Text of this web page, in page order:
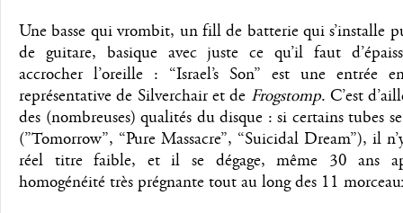
Une basse qui vrombit, un fill de batterie qui s’installe
de guitare, basique avec juste ce qu’il faut
accrocher l’oreille : “Israel’s Son” est une entrée
représentative de Silverchair et de Frogstomp. C’est
des (nombreuses) qualités du disque : si certains tubes
(”Tomorrow”, “Pure Massacre”, “Suicidal Dream”), il
réel titre faible, et il se dégage, même 30 ans
homogénéité très prégnante tout au long des 11